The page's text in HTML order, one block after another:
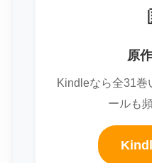
原
Kindleなら全31巻
ールも